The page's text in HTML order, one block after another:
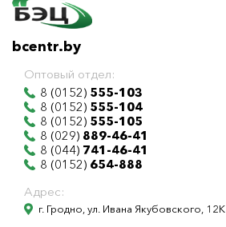
bcentr.by
Оптовый отдел:
8 (0152) 555-103
8 (0152) 555-104
8 (0152) 555-105
8 (029) 889-46-41
8 (044) 741-46-41
8 (0152) 654-888
Адрес:
г. Гродно, ул. Ивана Якубовского, 12К